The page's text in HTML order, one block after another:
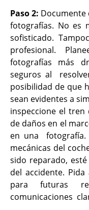
Paso 2: Documente
fotografías. No es
sofisticado.
profesional.
fotografías más
seguros al
posibilidad de que
sean evidentes a
inspeccione el
de daños en el
en una fotografía.
mecánicas del
sido reparado,
del accidente.
para futuras
comunicaciones